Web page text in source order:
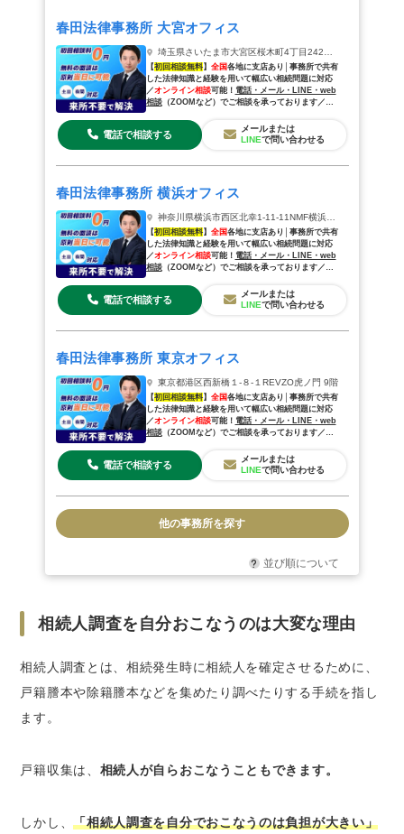
Q.弁護士には相続人調査以外のサポートも依
頼できる？
まとめ｜相続人調査は弁護士に相談しよう
春田法律事務所 大宮オフィス
埼玉県さいたま市大宮区桜木町4丁目242鐘塚ビル2階
【初回相談無料】 全国各地に支店あり│事務所で共有
した法律知識と経験を用いて幅広い相続問題に対応
／オンライン相談可能！ 電話・メール・LINE・web
相談（ZOOM など）でご相談を承っております／ 来
所相談
電話で相談する
メールまたは
LINEで問い合わせる
春田法律事務所 横浜オフィス
神奈川県横浜市西区北幸1‐11‐11NMF横浜西口ビル7階
【初回相談無料】 全国各地に支店あり│事務所で共有
した法律知識と経験を用いて幅広い相続問題に対応
／オンライン相談可能！ 電話・メール・LINE・web
相談（ZOOM など）でご相談を承っております／ 来
所相談
電話で相談する
メールまたは
LINEで問い合わせる
春田法律事務所 東京オフィス
東京都港区⻄新橋１-８-１REVZO虎ノ門 9階
【初回相談無料】 全国各地に支店あり│事務所で共有
した法律知識と経験を用いて幅広い相続問題に対応
／オンライン相談可能！ 電話・メール・LINE・web
相談（ZOOM など）でご相談を承っております／ 来
所相談
電話で相談する
メールまたは
LINEで問い合わせる
他の事務所を探す
並び順について
相続人調査を自分おこなうのは大変な理由
相続人調査とは、相続発生時に相続人を確定させるために、
戸籍謄本や除籍謄本などを集めたり調べたりする手続を指し
ます。
戸籍収集は、 相続人が自らおこなうこともできます。
しかし、「相続人調査を自分でおこなうのは負担が大きい」